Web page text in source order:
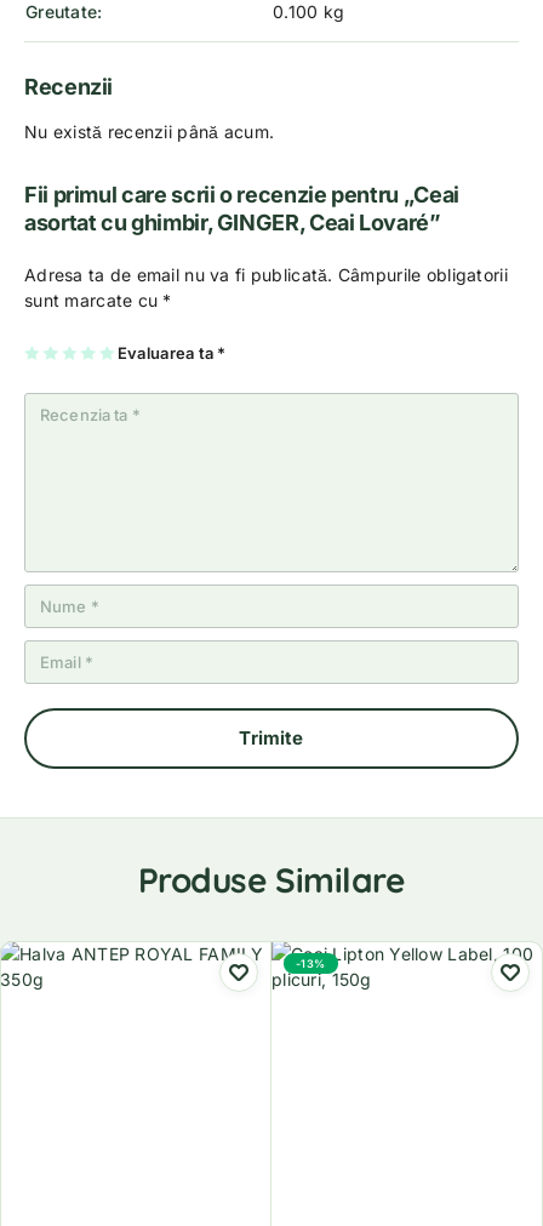
Greutate 0.100 kg
Recenzii
Nu există recenzii până acum.
Fii primul care scrii o recenzie pentru „Ceai
asortat cu ghimbir, GINGER, Ceai Lovaré”
Adresa ta de email nu va fi publicată. Câmpurile obligatorii
sunt marcate cu *
Evaluarea ta *
U
n
2
5
st
el
3
5
st
el
4
5
st
el
5
5
st
el
Produse Similare
-13%